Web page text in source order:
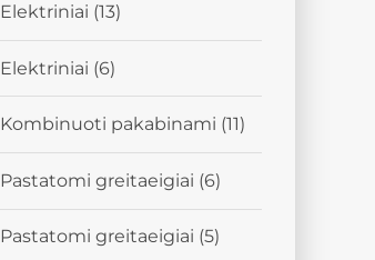
Elektriniai (13)
Elektriniai (6)
Kombinuoti pakabinami (11)
Pastatomi greitaeigiai (6)
Pastatomi greitaeigiai (5)